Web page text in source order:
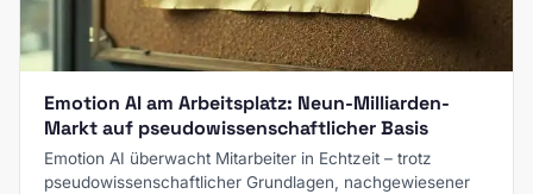
Emotion AI am Arbeitsplatz: Neun-Milliarden-
Markt auf pseudowissenschaftlicher Basis
Emotion AI überwacht Mitarbeiter in Echtzeit – trotz
pseudowissenschaftlicher Grundlagen, nachgewiesener